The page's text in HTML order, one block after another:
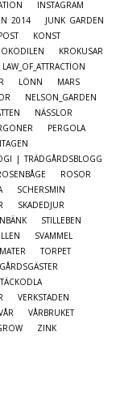
INSTAGRAM
2014
JUNK GARDEN
KONST
KROKUSAR
LAW_OF_ATTRACTION
LÖNN
MARS
NELSON_GARDEN
NÄSSLOR
PERGOLA
| TRÄDGÅRDSBLOGG
ROSOR
SCHERSMIN
SKADEDJUR
STILLEBEN
SVAMMEL
TORPET
TÄCKODLA
VERKSTADEN
VÅRBRUKET
ZINK